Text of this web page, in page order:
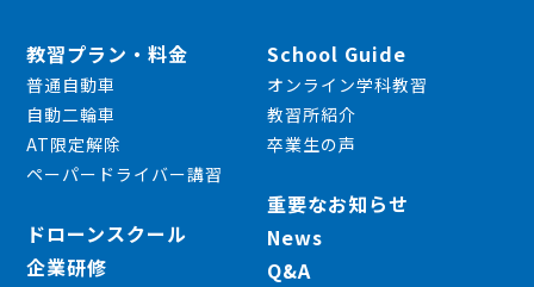
教習プラン・料金
普通自動車
自動二輪車
AT限定解除
ペーパードライバー講習
ドローンスクール
企業研修
School Guide
オンライン学科教習
教習所紹介
卒業生の声
重要なお知らせ
News
Q&A